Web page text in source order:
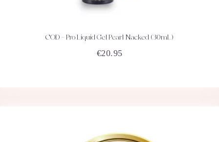
ACHETEZ DÉTAILS
COD – Pro Liquid Gel Pearl Nacked (30mL)
€20.95